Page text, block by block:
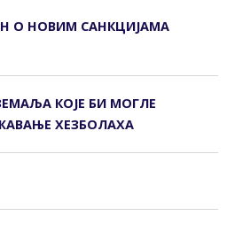
О НОВИМ САНКЦИЈАМА
КОЈЕ БИ МОГЛЕ
ХЕЗБОЛАХА